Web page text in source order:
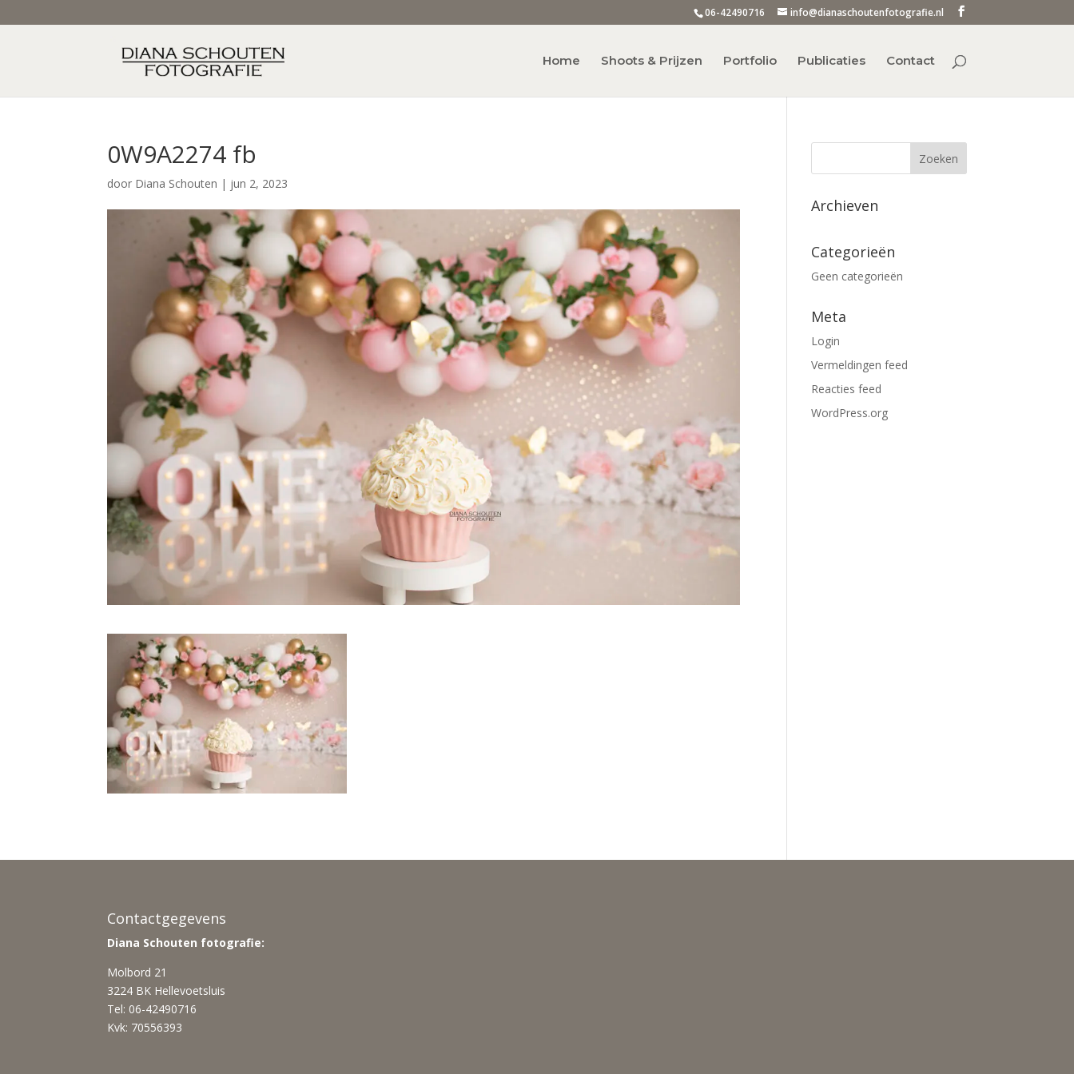
06-42490716 info@dianaschoutenfotografie.nl
Home Shoots & Prijzen Portfolio Publicaties Contact
0W9A2274 fb
door Diana Schouten | jun 2, 2023
Archieven
Categorieën
Geen categorieën
Meta
Login
Vermeldingen feed
Reacties feed
WordPress.org
Contactgegevens
Diana Schouten fotografie:
Molbord 21
3224 BK Hellevoetsluis
Tel: 06-42490716
Kvk: 70556393